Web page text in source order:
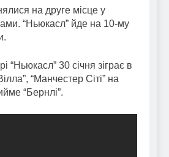
на друге місце у
“Ньюкасл” йде на 10-му
“Ньюкасл” 30 січня зіграє в
“Манчестер Сіті” на
“Бернлі”.